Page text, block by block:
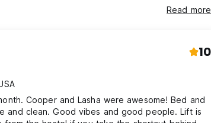
Read more
10
Cooper and Lasha were awesome! Bed and
and clean. Good vibes and good people. Lift is